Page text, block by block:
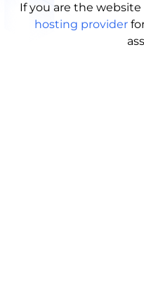
If you are the website
hosting provider